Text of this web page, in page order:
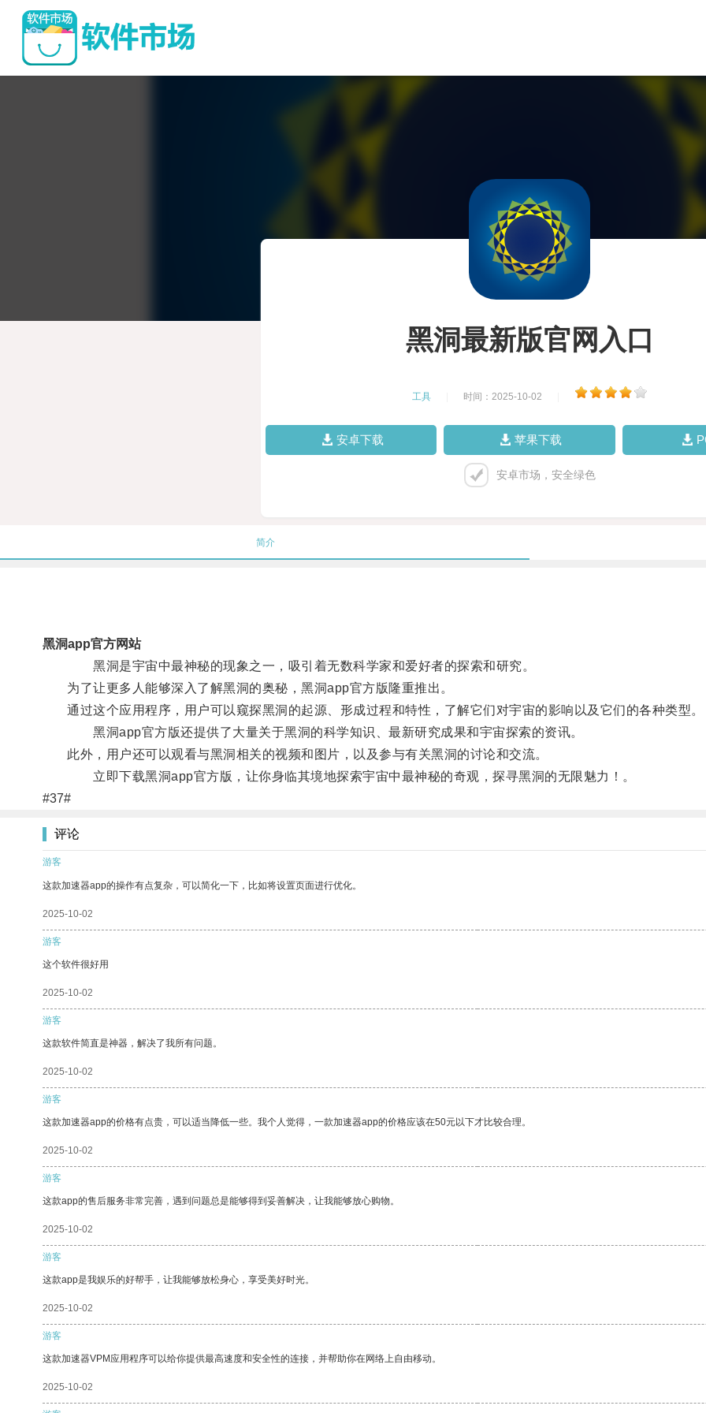
黑洞最新版官网入口
工具 时间：2025-10-02
安卓下载 苹果下载
安卓市场，安全绿色
简介
黑洞app官方网站
黑洞是宇宙中最神秘的现象之一，吸引着无数科学家和爱好者的探索和研究。
为了让更多人能够深入了解黑洞的奥秘，黑洞app官方版隆重推出。
通过这个应用程序，用户可以窥探黑洞的起源、形成过程和特性，了解它们对宇宙的影响以及它们的各种类型。
黑洞app官方版还提供了大量关于黑洞的科学知识、最新研究成果和宇宙探索的资讯。
此外，用户还可以观看与黑洞相关的视频和图片，以及参与有关黑洞的讨论和交流。
立即下载黑洞app官方版，让你身临其境地探索宇宙中最神秘的奇观，探寻黑洞的无限魅力！。
#37#
评论
游客
这款加速器app的操作有点复杂，可以简化一下，比如将设置页面进行优化。
2025-10-02
游客
这个软件很好用
2025-10-02
游客
这款软件简直是神器，解决了我所有问题。
2025-10-02
游客
这款加速器app的价格有点贵，可以适当降低一些。我个人觉得，一款加速器app的价格应该在50元以下才比较合理。
2025-10-02
游客
这款app的售后服务非常完善，遇到问题总是能够得到妥善解决，让我能够放心购物。
2025-10-02
游客
这款app是我娱乐的好帮手，让我能够放松身心，享受美好时光。
2025-10-02
游客
这款加速器VPM应用程序可以给你提供最高速度和安全性的连接，并帮助你在网络上自由移动。
2025-10-02